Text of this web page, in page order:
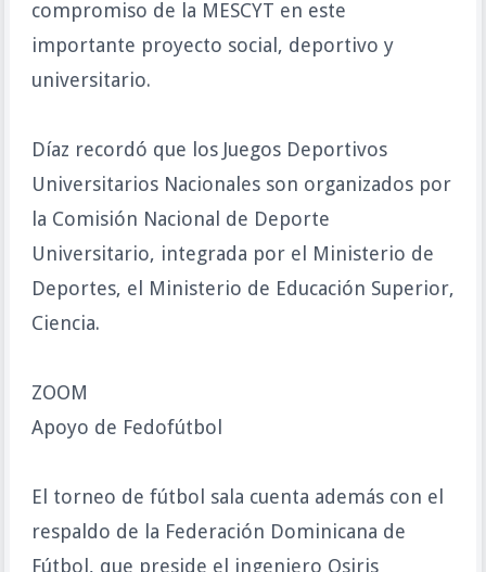
compromiso de la MESCYT en este
importante proyecto social, deportivo y
universitario.
Díaz recordó que los Juegos Deportivos
Universitarios Nacionales son organizados por
la Comisión Nacional de Deporte
Universitario, integrada por el Ministerio de
Deportes, el Ministerio de Educación Superior,
Ciencia.
ZOOM
Apoyo de Fedofútbol
El torneo de fútbol sala cuenta además con el
respaldo de la Federación Dominicana de
Fútbol, que preside el ingeniero Osiris